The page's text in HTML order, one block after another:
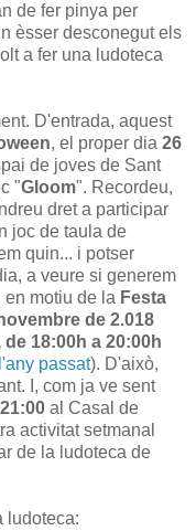
de fer pinya per
èsser desconegut els
a fer una ludoteca
D'entrada, aquest
, el proper dia 26
de joves de Sant
"Gloom". Recordeu,
dret a participar
joc de taula de
quin... i potser
a veure si generem
en motiu de la Festa
de 2.018
de 18:00h a 20:00h
passat). D'això,
I, com ja ve sent
al Casal de
activitat setmanal
de la ludoteca de
ludoteca: